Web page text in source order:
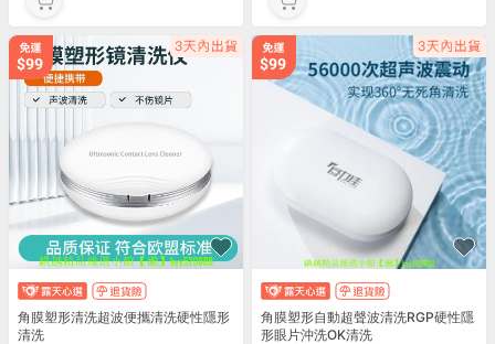
角膜塑形清洗超波便攜清洗硬性隱形
清洗
角膜塑形自動超聲波清洗RGP硬性隱
形眼片沖洗OK清洗